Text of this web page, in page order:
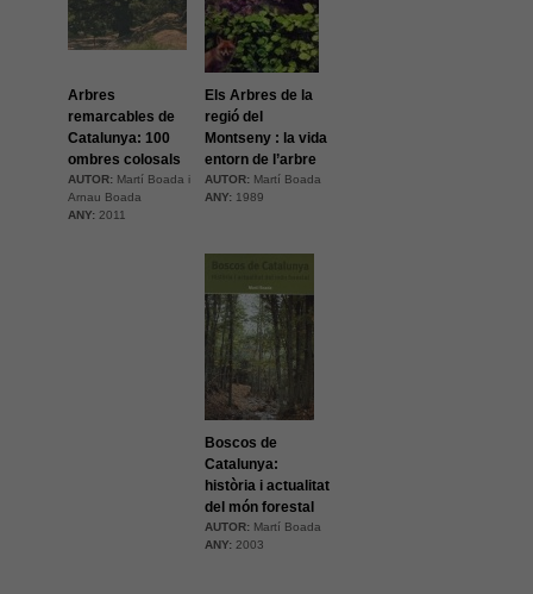
Arbres
remarcables de
Catalunya: 100
ombres colosals
AUTOR:Martí Boada i
Arnau Boada
ANY:2011
Els Arbres de la
regió del
Montseny : la vida
entorn de l’arbre
AUTOR:Martí Boada
ANY:1989
Boscos de
Catalunya:
història i actualitat
del món forestal
AUTOR:Martí Boada
ANY:2003